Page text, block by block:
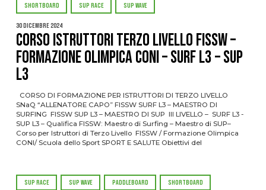
SHORTBOARD SUP RACE SUP WAVE
30 Dicembre 2024
CORSO ISTRUTTORI TERZO LIVELLO FISSW –
FORMAZIONE OLIMPICA CONI – SURF L3 – SUP
L3
CORSO DI FORMAZIONE PER ISTRUTTORI DI TERZO LIVELLO
SNaQ “ALLENATORE CAPO” FISSW SURF L3 – MAESTRO DI
SURFING FISSW SUP L3 – MAESTRO DI SUP III LIVELLO – SURF L3 -
SUP L3 – Qualifica FISSW: Maestro di Surfing – Maestro di SUP–
Corso per Istruttori di Terzo Livello FISSW / Formazione Olimpica
CONI/ Scuola dello Sport SPORT E SALUTE Obiettivi del
SUP RACE SUP WAVE PADDLEBOARD SHORTBOARD